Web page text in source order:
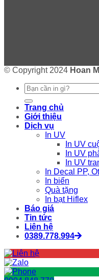
© Copyright 2024 Hoan
Trang chủ
Giới thiệu
Dịch vụ
In UV
In UV
In UV
In UV
In Decal PP,
In biển
Quà tặng
In bạt Hiflex
Báo giá
Tin tức
Liên hệ
0389.778.994